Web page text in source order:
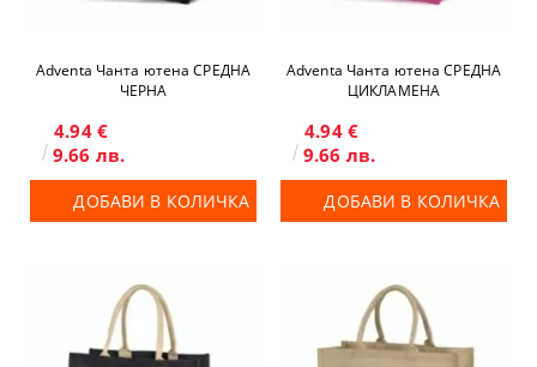
Adventa Чанта ютена СРЕДНА
ЧЕРНА
4.94 €
9.66 лв.
ДОБАВИ В КОЛИЧКА
Adventa Чанта ютена СРЕДНА
ЦИКЛАМЕНА
4.94 €
9.66 лв.
ДОБАВИ В КОЛИЧКА